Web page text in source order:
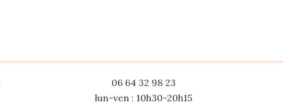
06 64 32 98 23
lun-ven : 10h30-20h15